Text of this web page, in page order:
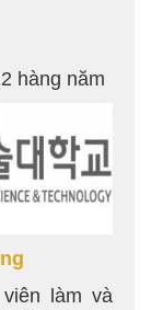
hàng năm
làm và